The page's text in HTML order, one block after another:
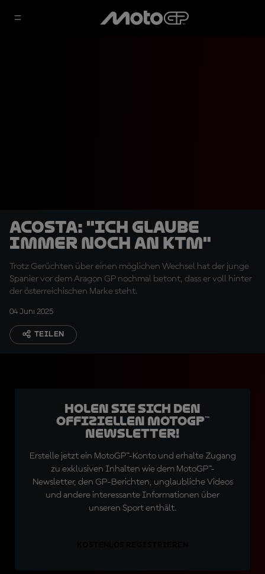
Acosta: "Ich glaube
immer noch an KTM"
Trotz Gerüchten über einen möglichen Wechsel hat der junge
Spanier vor dem Aragon GP nochmal betont, dass er voll hinter
der österreichischen Marke steht.
04 Juni 2025
TEILEN
Holen Sie sich den
offiziellen MotoGP™
Newsletter!
Erstelle jetzt ein MotoGP™-Konto und erhalte Zugang
zu exklusiven Inhalten wie dem MotoGP™-
Newsletter, den GP-Berichten, unglaubliche Videos
und andere interessante Informationen über
unseren Sport enthält.